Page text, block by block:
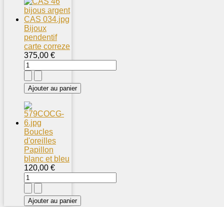
Bijoux
pendentif
carte correze
375,00 €
Boucles
d'oreilles
Papillon
blanc et bleu
120,00 €